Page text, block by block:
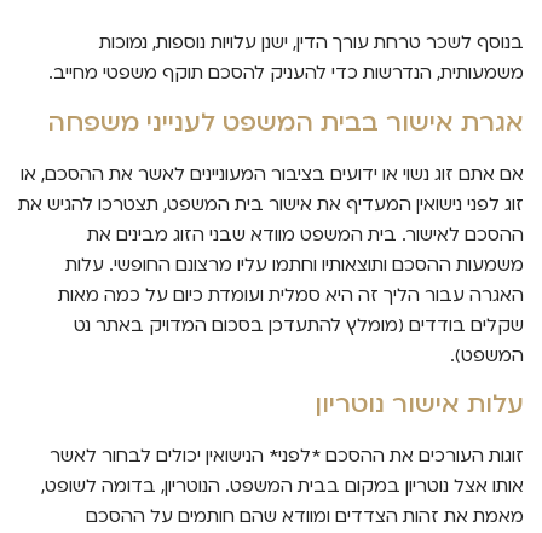
בנוסף לשכר טרחת עורך הדין, ישנן עלויות נוספות, נמוכות
משמעותית, הנדרשות כדי להעניק להסכם תוקף משפטי מחייב.
אגרת אישור בבית המשפט לענייני משפחה
אם אתם זוג נשוי או ידועים בציבור המעוניינים לאשר את ההסכם, או
זוג לפני נישואין המעדיף את אישור בית המשפט, תצטרכו להגיש את
ההסכם לאישור. בית המשפט מוודא שבני הזוג מבינים את
משמעות ההסכם ותוצאותיו וחתמו עליו מרצונם החופשי. עלות
האגרה עבור הליך זה היא סמלית ועומדת כיום על כמה מאות
שקלים בודדים (מומלץ להתעדכן בסכום המדויק באתר נט
המשפט).
עלות אישור נוטריון
זוגות העורכים את ההסכם *לפני* הנישואין יכולים לבחור לאשר
אותו אצל נוטריון במקום בבית המשפט. הנוטריון, בדומה לשופט,
מאמת את זהות הצדדים ומוודא שהם חותמים על ההסכם